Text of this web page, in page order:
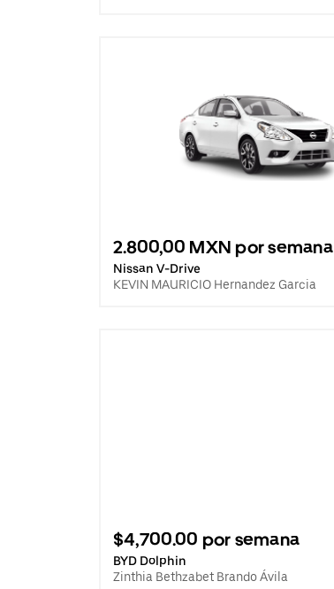
2.800,00 MXN por semana
Nissan V-Drive
KEVIN MAURICIO Hernandez Garcia
$4,700.00 por semana
BYD Dolphin
Zinthia Bethzabet Brando Ávila